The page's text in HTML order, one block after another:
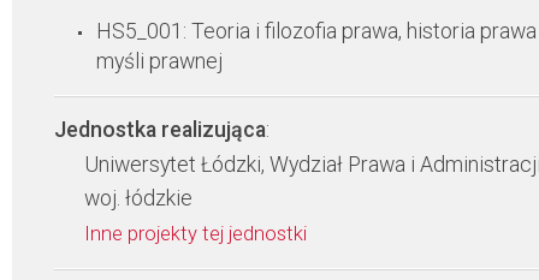
HS5_001: Teoria i filozofia prawa, historia
myśli prawnej
Jednostka realizująca:
Uniwersytet Łódzki, Wydział Prawa i
woj. łódzkie
Inne projekty tej jednostki